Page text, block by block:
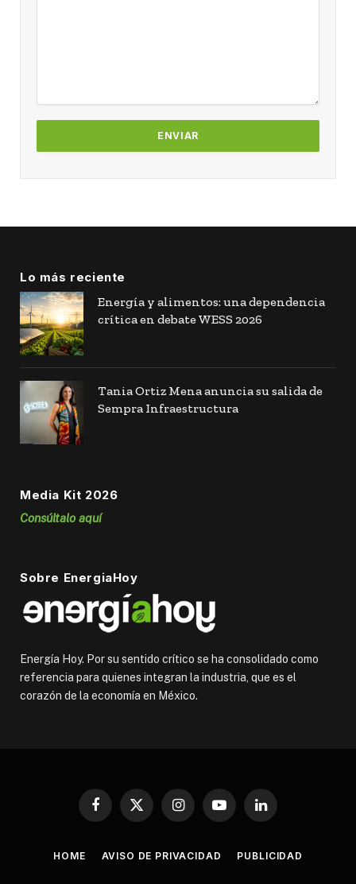
Lo más reciente
Energía y alimentos: una dependencia
crítica en debate WESS 2026
Tania Ortiz Mena anuncia su salida de
Sempra Infraestructura
Media Kit 2026
Consúltalo aquí
Sobre EnergiaHoy
Energía Hoy. Por su sentido crítico se ha consolidado como
referencia para quienes integran la industria, que es el
corazón de la economía en México.
Facebook
X
InstagramYouTubeLinkedIn
HOME AVISO DE PRIVACIDAD PUBLICIDAD